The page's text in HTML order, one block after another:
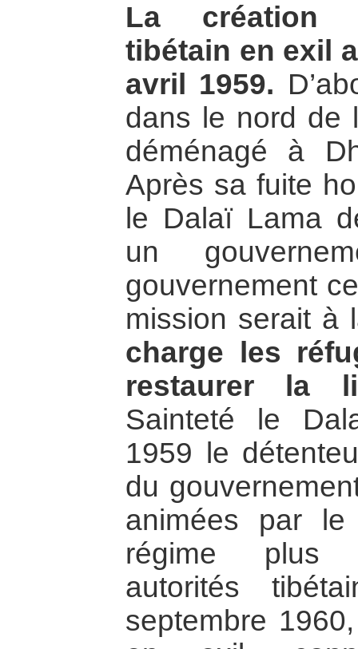
La création
tibétain en exil
avril 1959.
dans le nord de
déménagé à
Après sa fuite
le Dalaï Lama
un
gouvernement
mission serait
charge les
restaurer la
Sainteté le
1959 le
du
animées par le
régime plus
autorités
septembre